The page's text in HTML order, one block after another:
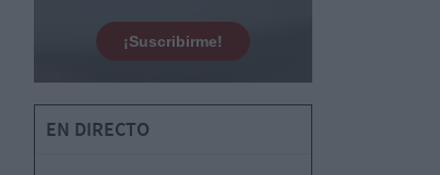
¡Suscribirme!
EN DIRECTO